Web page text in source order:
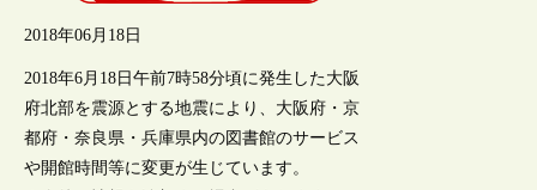
2018年06月18日
2018年6月18日午前7時58分頃に発生した大阪
府北部を震源とする地震により、大阪府・京
都府・奈良県・兵庫県内の図書館のサービス
や開館時間等に変更が生じています。